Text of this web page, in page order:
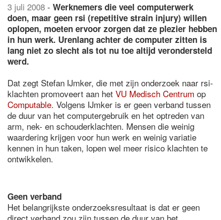
3 juli 2008 - Werknemers die veel computerwerk
doen, maar geen rsi (repetitive strain injury) willen
oplopen, moeten ervoor zorgen dat ze plezier hebben
in hun werk. Urenlang achter de computer zitten is
lang niet zo slecht als tot nu toe altijd verondersteld
werd.
Dat zegt Stefan IJmker, die met zijn onderzoek naar rsi-
klachten promoveert aan het VU Medisch Centrum op
Computable. Volgens IJmker is er geen verband tussen
de duur van het computergebruik en het optreden van
arm, nek- en schouderklachten. Mensen die weinig
waardering krijgen voor hun werk en weinig variatie
kennen in hun taken, lopen wel meer risico klachten te
ontwikkelen.
Geen verband
Het belangrijkste onderzoeksresultaat is dat er geen